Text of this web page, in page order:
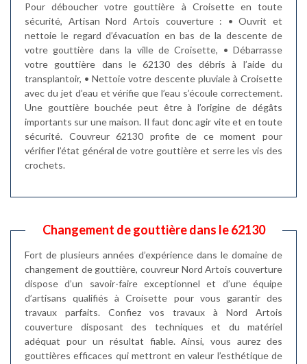
Pour déboucher votre gouttière à Croisette en toute
sécurité, Artisan Nord Artois couverture : • Ouvrit et
nettoie le regard d’évacuation en bas de la descente de
votre gouttière dans la ville de Croisette, • Débarrasse
votre gouttière dans le 62130 des débris à l’aide du
transplantoir, • Nettoie votre descente pluviale à Croisette
avec du jet d’eau et vérifie que l’eau s’écoule correctement.
Une gouttière bouchée peut être à l’origine de dégâts
importants sur une maison. Il faut donc agir vite et en toute
sécurité. Couvreur 62130 profite de ce moment pour
vérifier l’état général de votre gouttière et serre les vis des
crochets.
Changement de gouttière dans le 62130
Fort de plusieurs années d’expérience dans le domaine de
changement de gouttière, couvreur Nord Artois couverture
dispose d’un savoir-faire exceptionnel et d’une équipe
d’artisans qualifiés à Croisette pour vous garantir des
travaux parfaits. Confiez vos travaux à Nord Artois
couverture disposant des techniques et du matériel
adéquat pour un résultat fiable. Ainsi, vous aurez des
gouttières efficaces qui mettront en valeur l’esthétique de